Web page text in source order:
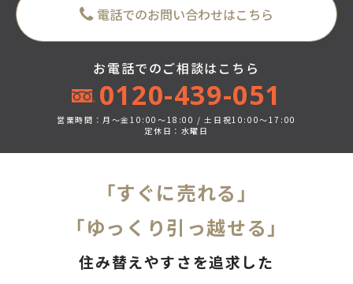
電話でのお問い合わせはこちら
お電話でのご相談はこちら
0120-439-051
営業時間：月～金10:00～18:00 / 土日祝10:00～17:00
定休日：水曜日
「すぐに売れる」
「ゆっくり引っ越せる」
住み替えやすさを追求した